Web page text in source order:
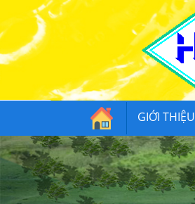
GIỚI THIỆU
Previous